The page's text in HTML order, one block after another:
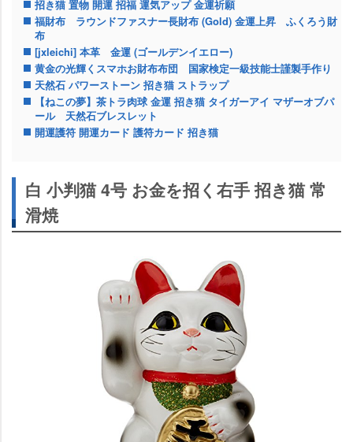
招き猫 置物 開運 招福 運気アップ 金運祈願
福財布 ラウンドファスナー長財布 (Gold) 金運上昇 ふくろう財
布
[jxleichi] 本革 金運 (ゴールデンイエロー)
黄金の光輝くスマホお財布布団 国家検定一級技能士謹製手作り
天然石 パワーストーン 招き猫 ストラップ
【ねこの夢】茶トラ肉球 金運 招き猫 タイガーアイ マザーオブパ
ール 天然石ブレスレット
開運護符 開運カード 護符カード 招き猫
白 小判猫 4号 お金を招く右手 招き猫 常
滑焼